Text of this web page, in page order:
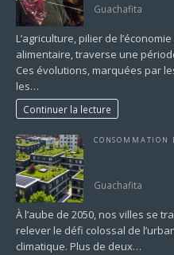
Guachafita
L’agriculture, pilier de
alimentaire, traverse une
Ces évolutions, marquées par
les…
Continuer la lecture
CONSOMMATION
Guachafita
À l’aube de 2050, nos villes se
relever le défi colossal de
climatique. Plus de deux…